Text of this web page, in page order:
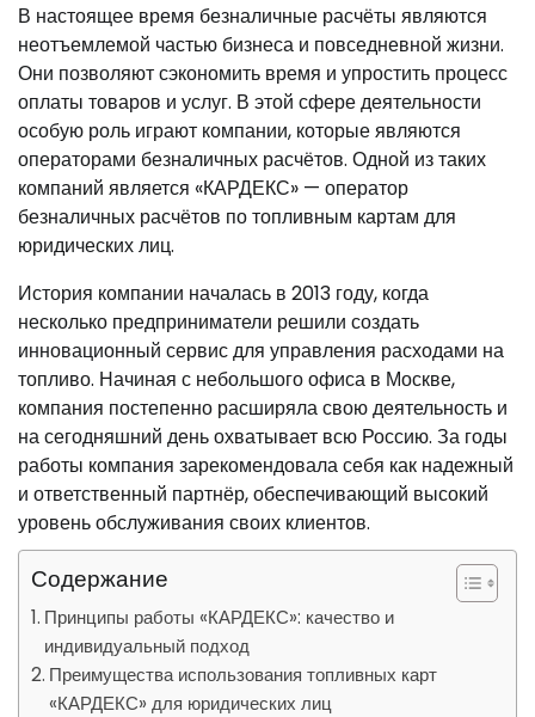
В настоящее время безналичные расчёты являются
неотъемлемой частью бизнеса и повседневной жизни.
Они позволяют сэкономить время и упростить процесс
оплаты товаров и услуг. В этой сфере деятельности
особую роль играют компании, которые являются
операторами безналичных расчётов. Одной из таких
компаний является «КАРДЕКС» — оператор
безналичных расчётов по топливным картам для
юридических лиц.
История компании началась в 2013 году, когда
несколько предприниматели решили создать
инновационный сервис для управления расходами на
топливо. Начиная с небольшого офиса в Москве,
компания постепенно расширяла свою деятельность и
на сегодняшний день охватывает всю Россию. За годы
работы компания зарекомендовала себя как надежный
и ответственный партнёр, обеспечивающий высокий
уровень обслуживания своих клиентов.
Содержание
Принципы работы «КАРДЕКС»: качество и
индивидуальный подход
Преимущества использования топливных карт
«КАРДЕКС» для юридических лиц